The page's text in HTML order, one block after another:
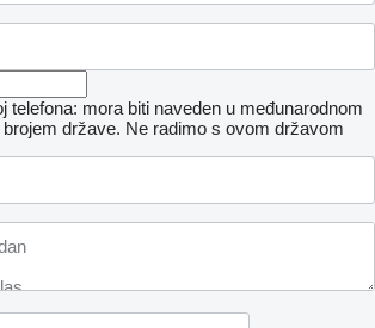
telefona: mora biti naveden u međunarodnom
države. Ne radimo s ovom državom